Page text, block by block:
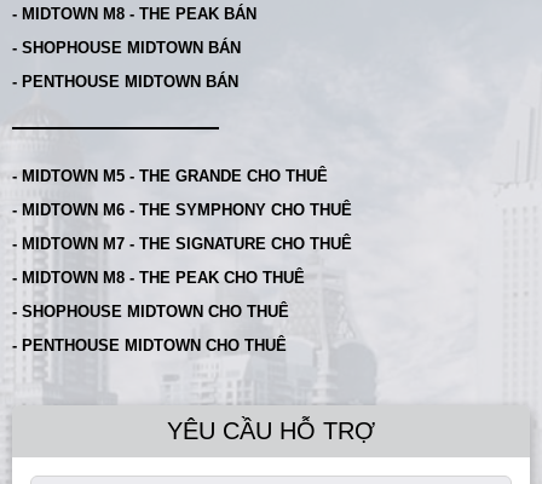
- MIDTOWN M8 - THE PEAK BÁN
- SHOPHOUSE MIDTOWN BÁN
- PENTHOUSE MIDTOWN BÁN
- MIDTOWN M5 - THE GRANDE CHO THUÊ
- MIDTOWN M6 - THE SYMPHONY CHO THUÊ
- MIDTOWN M7 - THE SIGNATURE CHO THUÊ
- MIDTOWN M8 - THE PEAK CHO THUÊ
- SHOPHOUSE MIDTOWN CHO THUÊ
- PENTHOUSE MIDTOWN CHO THUÊ
YÊU CẦU HỖ TRỢ